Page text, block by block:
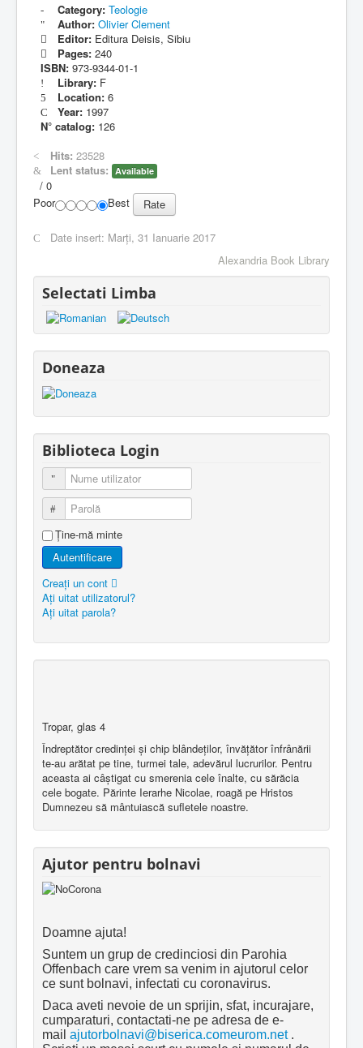
Category:Teologie
Author:Olivier Clement
Editor: Editura Deisis, Sibiu
Pages:240
ISBN: 973-9344-01-1
Library: F
Location:6
Year: 1997
N° catalog: 126
Hits:23528
Lent status: Available
/ 0
Poor
Best
Date insert: Marți, 31 Ianuarie 2017
Alexandria Book Library
Selectati Limba
Doneaza
Biblioteca Login
Nume utilizator
Parolă
Ţine-mă minte
Autentificare
Creaţi un cont
Aţi uitat utilizatorul?
Aţi uitat parola?
Tropar, glas 4
Îndreptător credinţei şi chip blândeţilor, învăţător înfrânării
te-au arătat pe tine, turmei tale, adevărul lucrurilor. Pentru
aceasta ai câştigat cu smerenia cele înalte, cu sărăcia
cele bogate. Părinte Ierarhe Nicolae, roagă pe Hristos
Dumnezeu să mântuiască sufletele noastre.
Ajutor pentru bolnavi
Doamne ajuta!
Suntem un grup de credinciosi din Parohia
Offenbach care vrem sa venim in ajutorul celor
ce sunt bolnavi, infectati cu coronavirus.
Daca aveti nevoie de un sprijin, sfat, incurajare,
cumparaturi, contactati-ne pe adresa de e-
mail ajutorbolnavi@biserica.comeurom.net.